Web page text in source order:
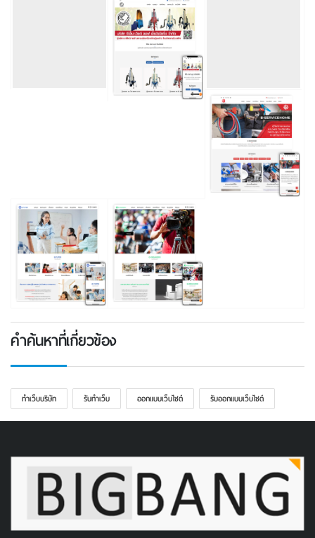
คำค้นหาที่เกี่ยวข้อง
ทําเว็บบริษัท รับทําเว็บ ออกแบบเว็บไซต์ รับออกแบบเว็บไซต์